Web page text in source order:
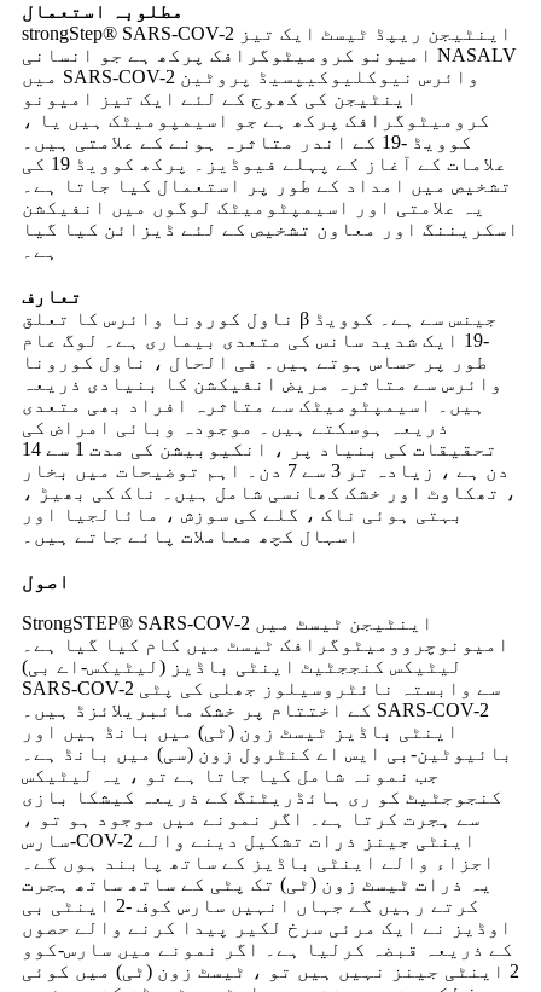
مطلوبہ استعمال
strongStep® SARS-COV-2 اینٹیجن ریپڈ ٹیسٹ ایک تیز
امیونو کرومیٹوگرافک پرکھ ہے جو انسانی NASALV
میں SARS-COV-2 وائرس نیوکلیوکیپسیڈ پروٹین
اینٹیجن کی کھوج کے لئے ایک تیز امیونو
کرومیٹوگرافک پرکھ ہے جو اسیمپومیٹک ہیں یا ،
کوویڈ -19 کے اندر متاثرہ ہونے کے علامتی ہیں۔
علامات کے آغاز کے پہلے فیوڈیز۔ پرکھ کوویڈ 19 کی
تشخیص میں امداد کے طور پر استعمال کیا جاتا ہے۔
یہ علامتی اور اسیمپٹومیٹک لوگوں میں انفیکشن
اسکریننگ اور معاون تشخیص کے لئے ڈیزائن کیا گیا
ہے۔
تعارف
ناول کورونا وائرس کا تعلق β جینس سے ہے۔ کوویڈ
-19 ایک شدید سانس کی متعدی بیماری ہے۔ لوگ عام
طور پر حساس ہوتے ہیں۔ فی الحال ، ناول کورونا
وائرس سے متاثرہ مریض انفیکشن کا بنیادی ذریعہ
ہیں۔ اسیمپٹومیٹک سے متاثرہ افراد بھی متعدی
ذریعہ ہوسکتے ہیں۔ موجودہ وبائی امراض کی
تحقیقات کی بنیاد پر ، انکیوبیشن کی مدت 1 سے 14
دن ہے ، زیادہ تر 3 سے 7 دن۔ اہم توضیحات میں بخار
، تھکاوٹ اور خشک کھانسی شامل ہیں۔ ناک کی بھیڑ ،
بہتی ہوئی ناک ، گلے کی سوزش ، مائالجیا اور
اسہال کچھ معاملات پائے جاتے ہیں۔
اصول
StrongSTEP® SARS-COV-2 اینٹیجن ٹیسٹ میں
امیونوچروومیٹوگرافک ٹیسٹ میں کام کیا گیا ہے۔
لیٹیکس کنججٹیٹ اینٹی باڈیز (لیٹیکس-اے بی)
SARS-COV-2 سے وابستہ نائٹروسیلوز جھلی کی پٹی
کے اختتام پر خشک مائبریلائزڈ ہیں۔ SARS-COV-2
اینٹی باڈیز ٹیسٹ زون (ٹی) میں بانڈ ہیں اور
بائیوٹین-بی ایس اے کنٹرول زون (سی) میں بانڈ ہے۔
جب نمونہ شامل کیا جاتا ہے تو ، یہ لیٹیکس
کنجوجٹیٹ کو ری ہائڈریٹنگ کے ذریعہ کیشکا بازی
سے ہجرت کرتا ہے۔ اگر نمونے میں موجود ہو تو ،
سارس-COV-2 اینٹی جینز ذرات تشکیل دینے والے
اجزاء والے اینٹی باڈیز کے ساتھ پابند ہوں گے۔
یہ ذرات ٹیسٹ زون (ٹی) تک پٹی کے ساتھ ساتھ ہجرت
کرتے رہیں گے جہاں انہیں سارس کوف -2 اینٹی بی
اوڈیز نے ایک مرئی سرخ لکیر پیدا کرنے والے حصوں
کے ذریعہ قبضہ کرلیا ہے۔ اگر نمونے میں سارس-کوو
2 اینٹی جینز نہیں ہیں تو ، ٹیسٹ زون (ٹی) میں کوئی